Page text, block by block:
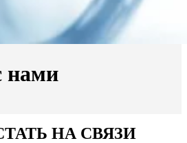
нами
НА СВЯЗИ